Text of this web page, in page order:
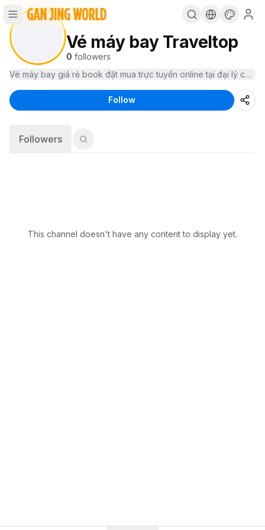
Vé máy bay Traveltop
0 followers
Vé máy bay giá rẻ book đặt mua trực tuyến online tại đại lý cấp
Follow
Followers
This channel doesn't have any content to display yet.